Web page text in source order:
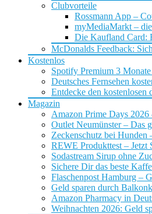
Clubvorteile
Rossmann App –
myMediaMarkt –
Die Kaufland Card:
McDonalds Feedback:
Kostenlos
Spotify Premium 3 Monate
Deutsches Fernsehen
Entdecke den kostenlosen
Magazin
Amazon Prime Days
Outlet Neumünster – Das
Zeckenschutz bei Hunden
REWE Produkttest – Jetzt
Sodastream Sirup ohne
Sichere Dir das beste
Flaschenpost Hamburg –
Geld sparen durch
Amazon Pharmacy in
Weihnachten 2026: Geld